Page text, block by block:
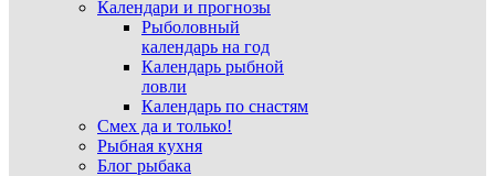
Календари и прогнозы
Рыболовный
календарь на год
Календарь рыбной
ловли
Календарь по снастям
Смех да и только!
Рыбная кухня
Блог рыбака